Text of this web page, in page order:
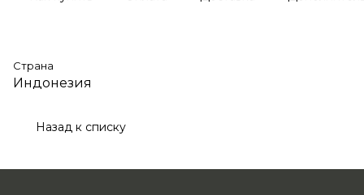
Страна
Индонезия
Назад к списку